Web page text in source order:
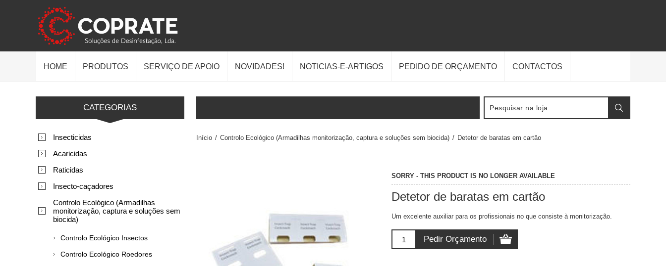
HOME PRODUTOS SERVIÇO DE APOIO NOVIDADES! NOTICIAS-E-ARTIGOS PEDIDO DE ORÇAMENTO CONTACTOS
Início / Controlo Ecológico (Armadilhas monitorização, captura e soluções sem biocida) / Detetor de baratas em cartão
SORRY - THIS PRODUCT IS NO LONGER AVAILABLE
Detetor de baratas em cartão
Um excelente auxiliar para os profissionais no que consiste à monitorização.
CATEGORIAS
Insecticidas
Acaricidas
Raticidas
Insecto-caçadores
Controlo Ecológico (Armadilhas
monitorização, captura e soluções sem
biocida)
Controlo Ecológico Insectos
Controlo Ecológico Roedores